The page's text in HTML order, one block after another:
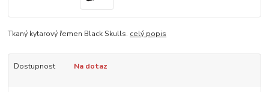
Tkaný kytarový řemen Black Skulls. celý popis
Dostupnost Na dotaz